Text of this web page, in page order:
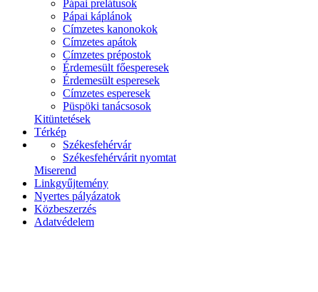
Pápai prelátusok
Pápai káplánok
Címzetes kanonokok
Címzetes apátok
Címzetes prépostok
Érdemesült főesperesek
Érdemesült esperesek
Címzetes esperesek
Püspöki tanácsosok
Kitüntetések
Térkép
Székesfehérvár
Székesfehérvárit nyomtat
Miserend
Linkgyűjtemény
Nyertes pályázatok
Közbeszerzés
Adatvédelem